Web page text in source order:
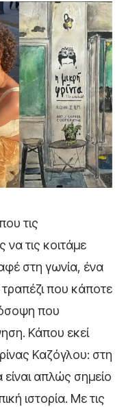
τις
τις κοιτάμε
στη γωνία, ένα
τραπέζι που κάποτε
που
Κάπου εκεί
Καζόγλου: στη
απλώς σημείο
ιστορία. Με τις